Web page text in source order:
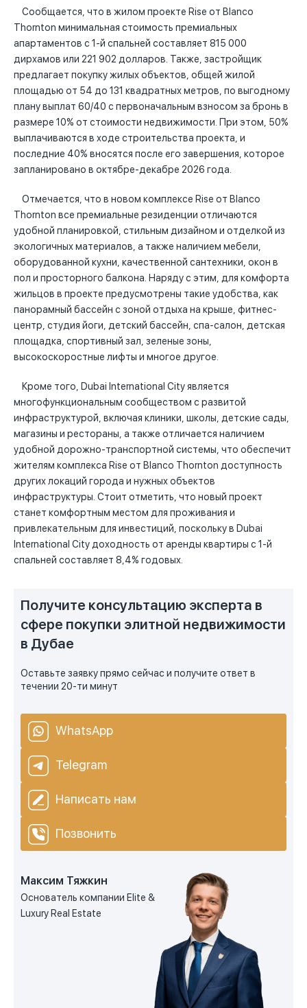
Сообщается, что в жилом проекте Rise от Blanco
Thornton минимальная стоимость премиальных
апартаментов с 1-й спальней составляет 815 000
дирхамов или 221 902 долларов. Также, застройщик
предлагает покупку жилых объектов, общей жилой
площадью от 54 до 131 квадратных метров, по выгодному
плану выплат 60/40 с первоначальным взносом за бронь в
размере 10% от стоимости недвижимости. При этом, 50%
выплачиваются в ходе строительства проекта, и
последние 40% вносятся после его завершения, которое
запланировано в октябре-декабре 2026 года.
Отмечается, что в новом комплексе Rise от Blanco
Thornton все премиальные резиденции отличаются
удобной планировкой, стильным дизайном и отделкой из
экологичных материалов, а также наличием мебели,
оборудованной кухни, качественной сантехники, окон в
пол и просторного балкона. Наряду с этим, для комфорта
жильцов в проекте предусмотрены такие удобства, как
панорамный бассейн с зоной отдыха на крыше, фитнес-
центр, студия йоги, детский бассейн, спа-салон, детская
площадка, спортивный зал, зеленые зоны,
высокоскоростные лифты и многое другое.
Кроме того, Dubai International City является
многофункциональным сообществом с развитой
инфраструктурой, включая клиники, школы, детские сады,
магазины и рестораны, а также отличается наличием
удобной дорожно-транспортной системы, что обеспечит
жителям комплекса Rise от Blanco Thornton доступность
других локаций города и нужных объектов
инфраструктуры. Стоит отметить, что новый проект
станет комфортным местом для проживания и
привлекательным для инвестиций, поскольку в Dubai
International City доходность от аренды квартиры с 1-й
спальней составляет 8,4% годовых.
Получите консультацию эксперта в
сфере покупки элитной недвижимости
в Дубае
Оставьте заявку прямо сейчас и получите ответ в
течении 20-ти минут
WhatsApp
Telegram
Написать нам
Позвонить
Максим Тяжкин
Основатель компании Elite &
Luxury Real Estate